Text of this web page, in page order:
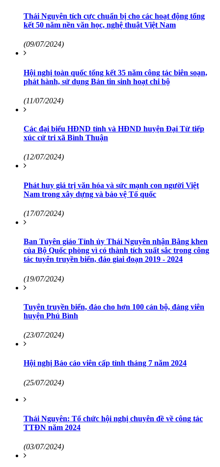
Thái Nguyên tích cực chuẩn bị cho các hoạt động tổng
kết 50 năm nền văn học, nghệ thuật Việt Nam
(09/07/2024)
Hội nghị toàn quốc tổng kết 35 năm công tác biên soạn,
phát hành, sử dụng Bản tin sinh hoạt chi bộ
(11/07/2024)
Các đại biểu HĐND tỉnh và HĐND huyện Đại Từ tiếp
xúc cử tri xã Bình Thuận
(12/07/2024)
Phát huy giá trị văn hóa và sức mạnh con người Việt
Nam trong xây dựng và bảo vệ Tổ quốc
(17/07/2024)
Ban Tuyên giáo Tỉnh ủy Thái Nguyên nhận Bằng khen
của Bộ Quốc phòng vì có thành tích xuất sắc trong công
tác tuyên truyền biển, đảo giai đoạn 2019 - 2024
(19/07/2024)
Tuyên truyền biển, đảo cho hơn 100 cán bộ, đảng viên
huyện Phú Bình
(23/07/2024)
Hội nghị Báo cáo viên cấp tỉnh tháng 7 năm 2024
(25/07/2024)
Thái Nguyên: Tổ chức hội nghị chuyên đề về công tác
TTĐN năm 2024
(03/07/2024)